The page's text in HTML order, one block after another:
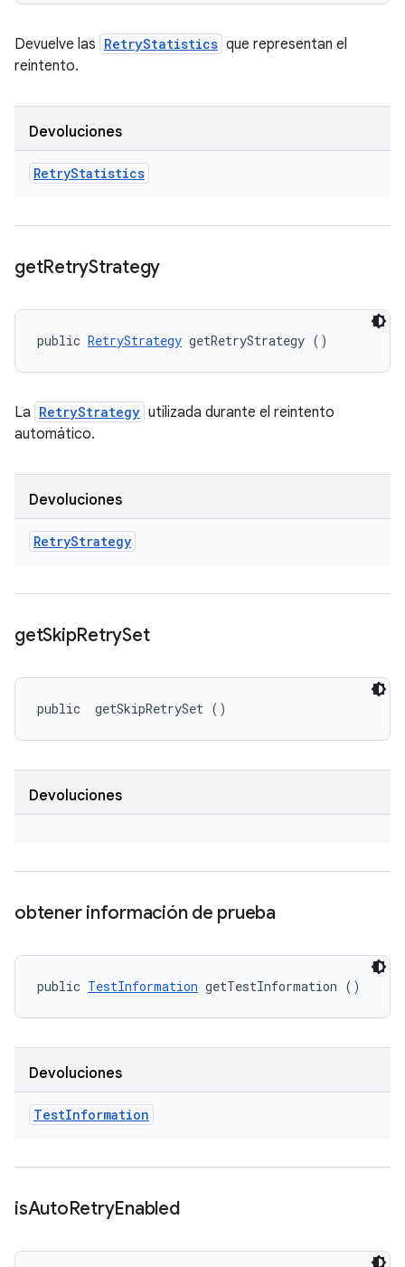
Devuelve las RetryStatistics que representan el
reintento.
Devoluciones
RetryStatistics
getRetryStrategy
public RetryStrategy getRetryStrategy ()
La RetryStrategy utilizada durante el reintento
automático.
Devoluciones
RetryStrategy
getSkipRetrySet
public getSkipRetrySet ()
Devoluciones
obtener información de prueba
public TestInformation getTestInformation ()
Devoluciones
TestInformation
isAutoRetryEnabled